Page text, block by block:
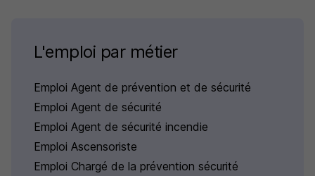
L'emploi par métier
Emploi Agent de prévention et de sécurité
Emploi Agent de sécurité
Emploi Agent de sécurité incendie
Emploi Ascensoriste
Emploi Chargé de la prévention sécurité